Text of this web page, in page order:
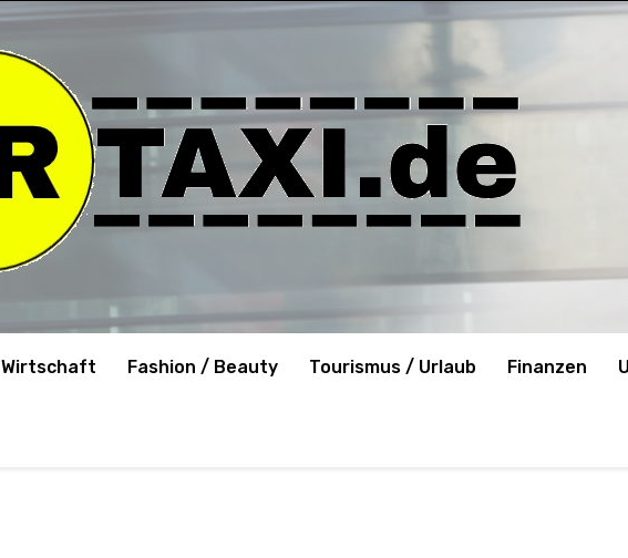
Wirtschaft Fashion / Beauty Tourismus / Urlaub Finanzen